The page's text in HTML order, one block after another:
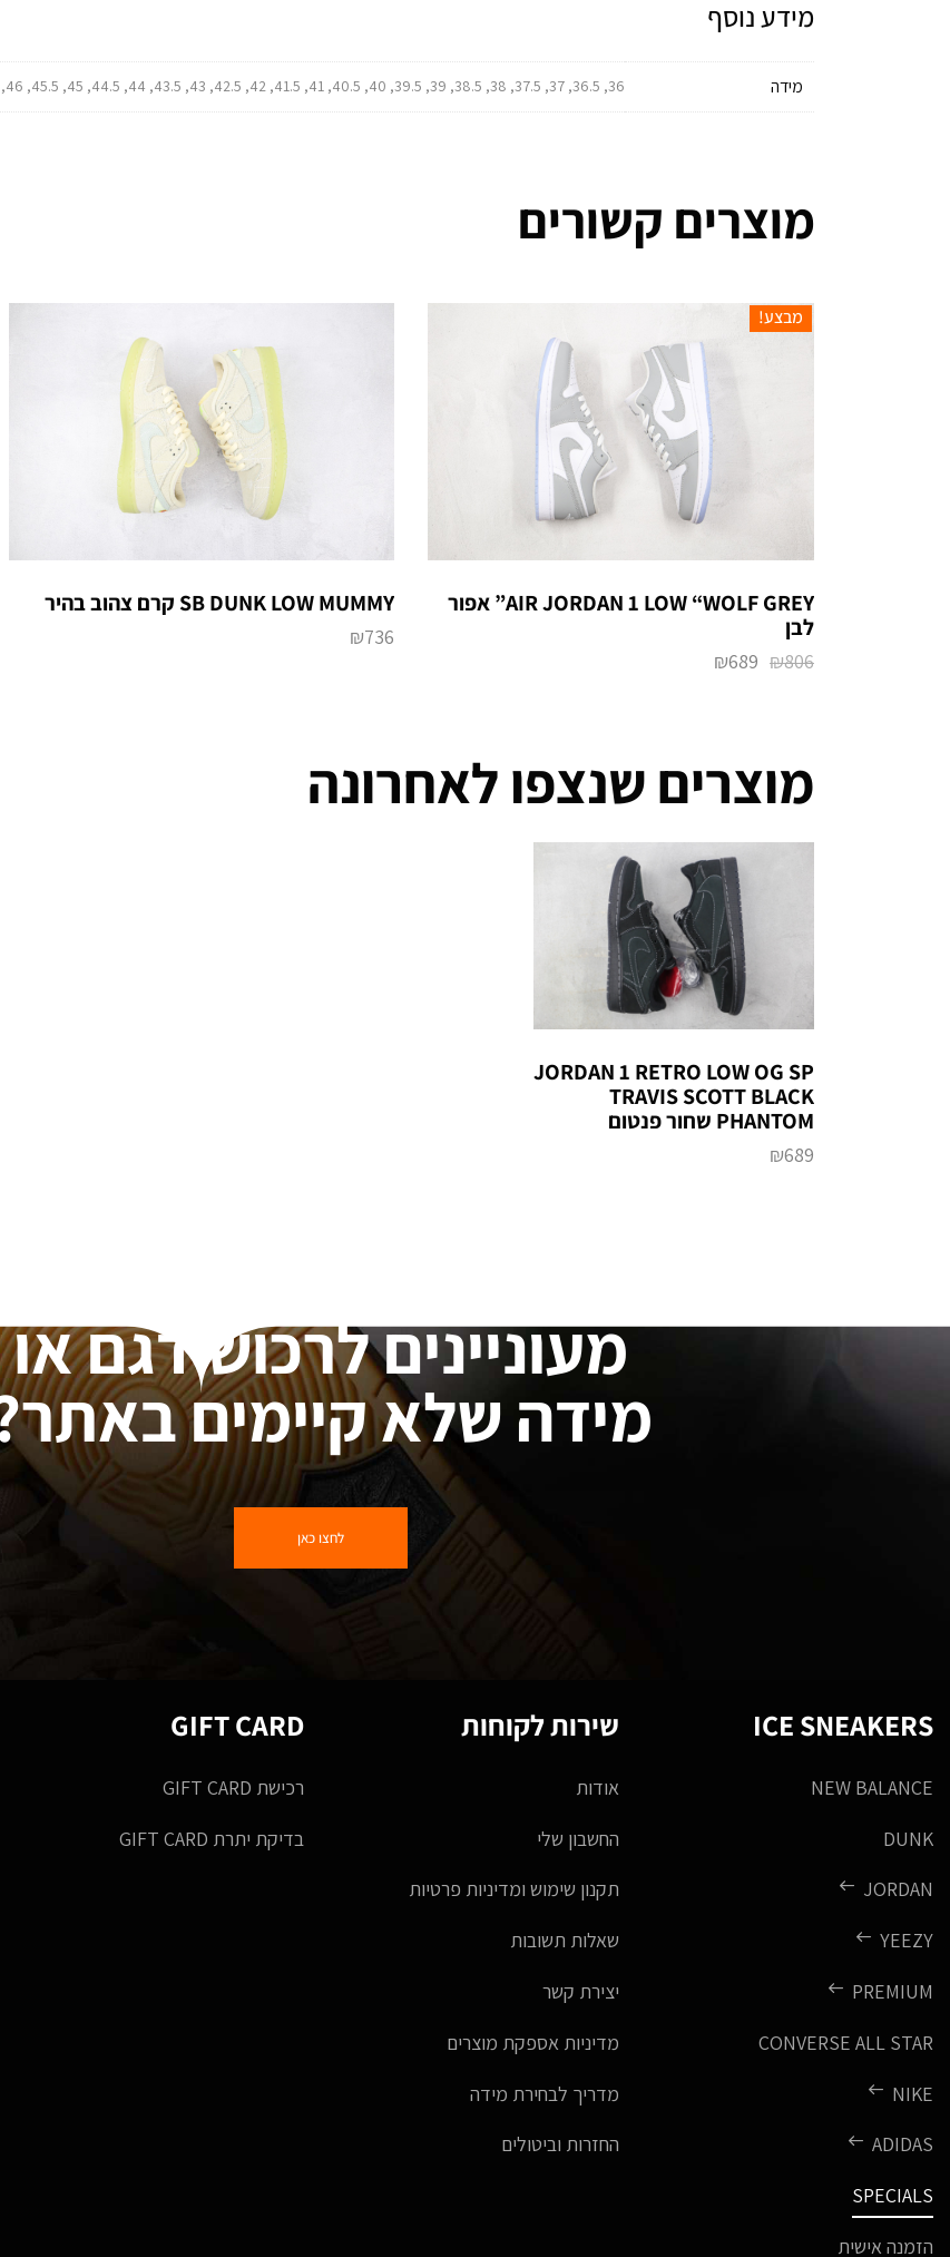
מידע נוסף
מידה 36, 36.5, 37, 37.5, 38, 38.5, 39, 39.5, 40, 40.5, 41, 41.5, 42, 42.5, 43, 43.5, 44, 44.5, 45, 45.5, 46, 46.5, 47, 47.5
מוצרים קשורים
מבצע!
AIR JORDAN 1 LOW “WOLF GREY” אפור
לבן
₪806
₪689
SB DUNK LOW MUMMY קרם צהוב בהיר
₪736
מוצרים שנצפו לאחרונה
JORDAN 1 RETRO LOW OG SP
TRAVIS SCOTT BLACK
PHANTOM שחור פנטום
₪689
מעוניינים לרכוש דגם או
מידה שלא קיימים
לחצו כאן
ICE SNEAKERS
NEW BALANCE
DUNK
JORDAN
YEEZY
PREMIUM
CONVERSE ALL STAR
NIKE
ADIDAS
SPECIALS
הזמנה אישית
שירות לקוחות
אודות
החשבון שלי
תקנון שימוש ומדיניות פרטיות
שאלות תשובות
יצירת קשר
מדיניות אספקת מוצרים
מדריך לבחירת מידה
החזרות וביטולים
GIFT CARD
רכישת GIFT CARD
בדיקת יתרת GIFT CARD